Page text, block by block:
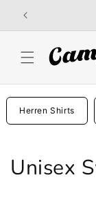
zum
Inhalt
Herren Shirts
K
Unisex